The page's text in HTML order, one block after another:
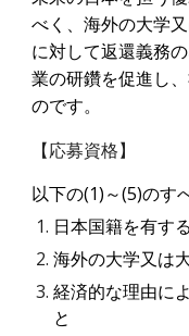
べく、海外の大学
に対して返還義務
業の研鑽を促進し
のです。
【応募資格】
以下の(1)～(5)のす
日本国籍を有す
海外の大学又は
経済的な理由に
と